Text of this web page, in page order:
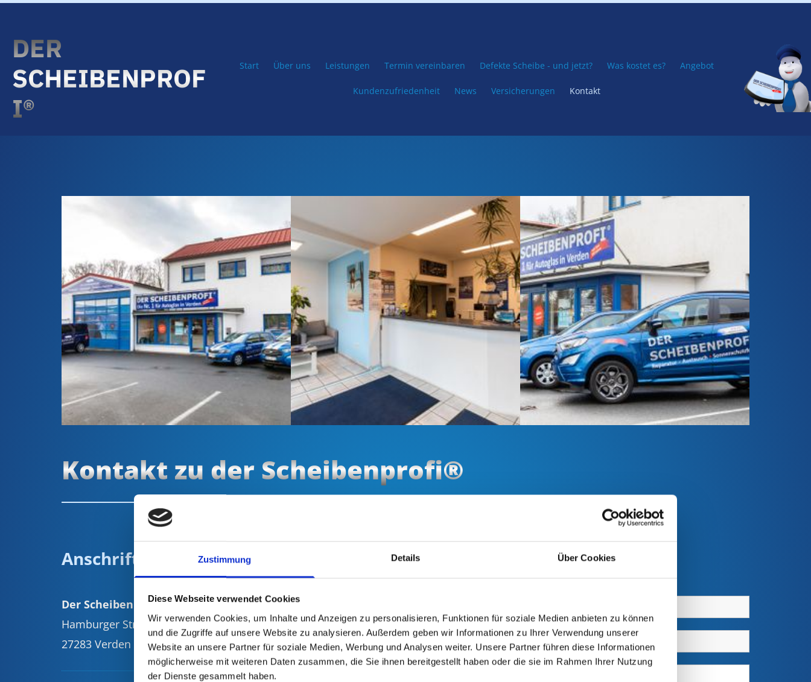
Zustimmung Details Über Cookies
Diese Webseite verwendet Cookies
Wir verwenden Cookies, um Inhalte und Anzeigen zu personalisieren, Funktionen für soziale Medien anbieten zu können
und die Zugriffe auf unsere Website zu analysieren. Außerdem geben wir Informationen zu Ihrer Verwendung unserer
Website an unsere Partner für soziale Medien, Werbung und Analysen weiter. Unsere Partner führen diese Informationen
möglicherweise mit weiteren Daten zusammen, die Sie ihnen bereitgestellt haben oder die sie im Rahmen Ihrer Nutzung
der Dienste gesammelt haben.
Zum Inhalt springen
DER
SCHEIBENPROF
I®
Start Über uns Leistungen Termin vereinbaren Defekte Scheibe - und jetzt? Was kostet es? Angebot
Kundenzufriedenheit News Versicherungen Kontakt
Kontakt zu der Scheibenprofi®
Anschrift
Der Scheibenprofi®
Hamburger Str. 29
27283 Verden
Schreiben Sie uns